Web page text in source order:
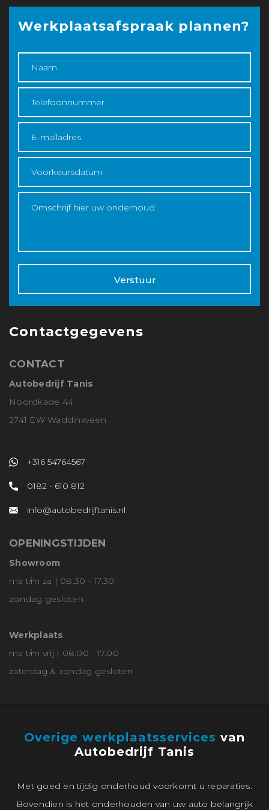
Werkplaatsafspraak plannen?
Verstuur
Contactgegevens
CONTACT
Autobedrijf Tanis
Noordkade 44
2741 EW Waddinxveen
+316 54764567
0182 - 610 812
info@autobedrijftanis.nl
OPENINGSTIJDEN
Showroom
ma t/m za | 08.30 - 17.30
zondag gesloten
Werkplaats
ma t/m vrij | 08.00 - 17.00
zaterdag & zondag gesloten
Overige werkplaatsservices van
Autobedrijf Tanis
Met goed en tijdig onderhoud voorkomt u reparaties.
Bovendien is het onderhouden van uw auto belangrijk